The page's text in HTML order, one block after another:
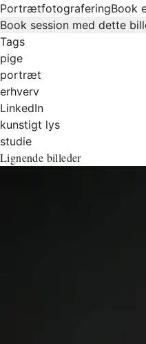
PortrætfotograferingBook
Book session med dette
Tags
pige
portræt
erhverv
LinkedIn
kunstigt lys
studie
Lignende billeder